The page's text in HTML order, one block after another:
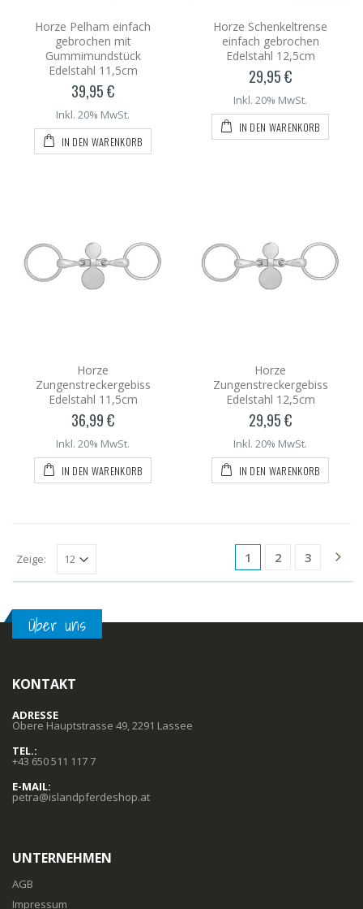
Horze Pelham einfach
gebrochen mit
Gummimundstück
Edelstahl 11,5cm
39,95 €
Inkl. 20% MwSt.
IN DEN WARENKORB
Horze Schenkeltrense
einfach gebrochen
Edelstahl 12,5cm
29,95 €
Inkl. 20% MwSt.
IN DEN WARENKORB
Horze
Zungenstreckergebiss
Edelstahl 11,5cm
36,99 €
Inkl. 20% MwSt.
IN DEN WARENKORB
Horze
Zungenstreckergebiss
Edelstahl 12,5cm
29,95 €
Inkl. 20% MwSt.
IN DEN WARENKORB
1 2 3
Zeige:
Über uns
KONTAKT
ADRESSE
Obere Hauptstrasse 49, 2291 Lassee
TEL.:
+43 650 511 117 7
E-MAIL:
petra@islandpferdeshop.at
UNTERNEHMEN
AGB
Impressum